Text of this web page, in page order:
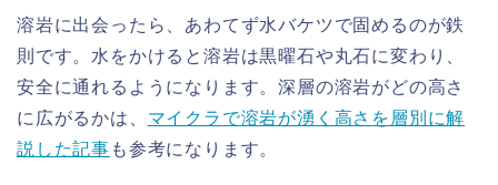
溶岩に出会ったら、あわてず水バケツで固めるのが鉄
則です。水をかけると溶岩は黒曜石や丸石に変わり、
安全に通れるようになります。深層の溶岩がどの高さ
に広がるかは、 マイクラで溶岩が湧く高さを層別に解
説した記事 も参考になります。